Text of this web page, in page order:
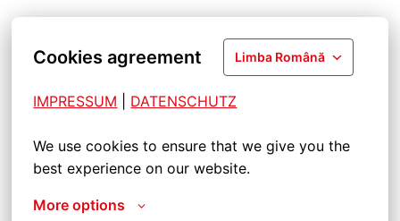
Cookies agreement Limba Română
IMPRESSUM DATENSCHUTZ
We use cookies to ensure that we give you the
best experience on our website.
More options